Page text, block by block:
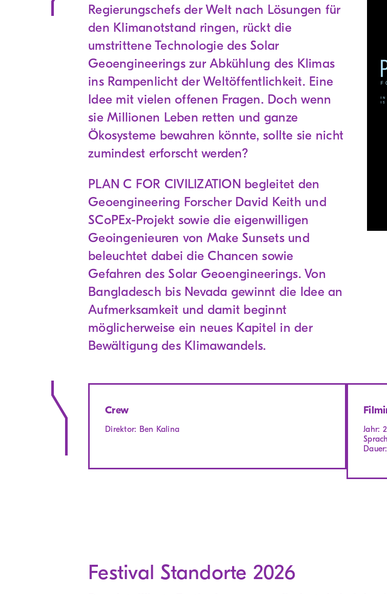
Regierungschefs der Welt nach Lösungen für
den Klimanotstand ringen, rückt die
umstrittene Technologie des Solar
Geoengineerings zur Abkühlung des Klimas
ins Rampenlicht der Weltöffentlichkeit. Eine
Idee mit vielen offenen Fragen. Doch wenn
sie Millionen Leben retten und ganze
Ökosysteme bewahren könnte, sollte sie nicht
zumindest erforscht werden?
PLAN C FOR CIVILIZATION begleitet den
Geoengineering Forscher David Keith und
SCoPEx-Projekt sowie die eigenwilligen
Geoingenieuren von Make Sunsets und
beleuchtet dabei die Chancen sowie
Gefahren des Solar Geoengineerings. Von
Bangladesch bis Nevada gewinnt die Idee an
Aufmerksamkeit und damit beginnt
möglicherweise ein neues Kapitel in der
Bewältigung des Klimawandels.
Crew
Direktor: Ben Kalina
Jahr:
Festival Standorte 2026